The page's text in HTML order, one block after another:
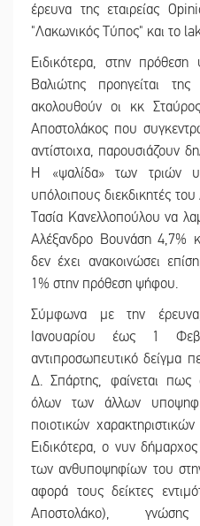
έρευνα της εταιρείας
"Λακωνικός Τύπος" και το
Ειδικότερα, στην
Βαλιώτης προηγείται
ακολουθούν οι κκ
Αποστολάκος που
αντίστοιχα, παρουσιάζουν
Η «ψαλίδα» των τριών
υπόλοιπους διεκδικητές
Τασία Κανελλοπούλου να
Αλέξανδρο Βουνάση 4,7%
δεν έχει ανακοινώσει
1% στην πρόθεση ψήφου.
Σύμφωνα με την
Ιανουαρίου έως 1
αντιπροσωπευτικό δείγμα
Δ. Σπάρτης, φαίνεται πως
όλων των άλλων
ποιοτικών
Ειδικότερα, ο νυν δήμαρχος
των ανθυποψηφίων του
αφορά τους δείκτες
Αποστολάκο),